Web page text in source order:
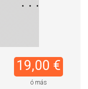
19,00 €
ó más